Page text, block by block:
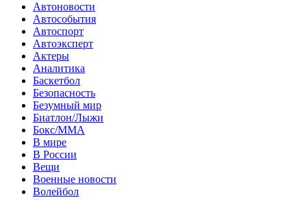
Автоновости
Автособытия
Автоспорт
Автоэксперт
Актеры
Аналитика
Баскетбол
Безопасность
Безумный мир
Биатлон/Лыжи
Бокс/MMA
В мире
В России
Вещи
Военные новости
Волейбол